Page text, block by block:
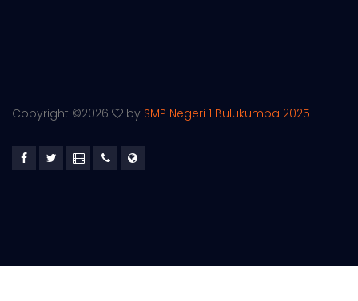
Copyright ©2026 by SMP Negeri 1 Bulukumba 2025